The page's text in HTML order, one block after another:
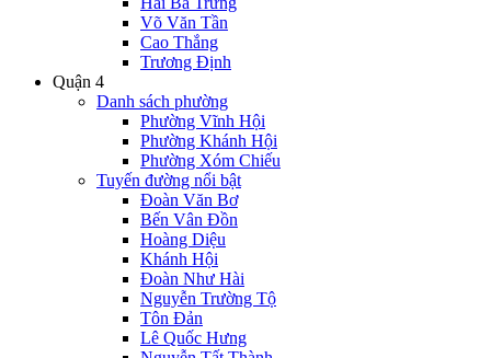
Võ Văn Tần
Cao Thắng
Trương Định
Quận 4
Danh sách phường
Phường Vĩnh Hội
Phường Khánh Hội
Phường Xóm Chiếu
Tuyến đường nổi bật
Đoàn Văn Bơ
Bến Vân Đồn
Hoàng Diệu
Khánh Hội
Đoàn Như Hài
Nguyễn Trường Tộ
Tôn Đản
Lê Quốc Hưng